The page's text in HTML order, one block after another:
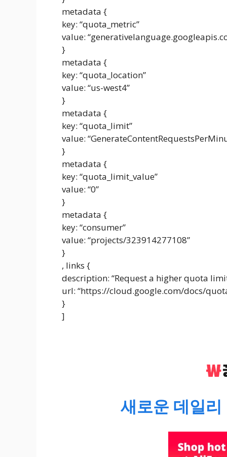
metadata {
key: “quota_metric”
value:
}
metadata {
key: “quota_location”
value: “us-west4”
}
metadata {
key: “quota_limit”
value:
}
metadata {
key: “quota_limit_value”
value: “0”
}
metadata {
key: “consumer”
value: “projects/323914277108”
}
, links {
description: “Request a higher quota
url: “https://cloud.google.com/docs/
}
]
새로운 데일